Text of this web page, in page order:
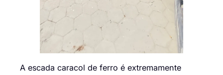
A escada caracol de ferro é extremamente